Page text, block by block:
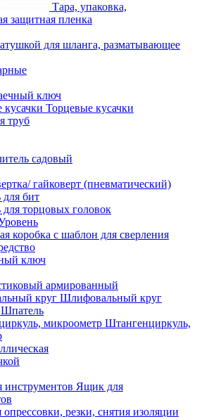
Тара, упаковка,
защитная пленка
для шланга, разматывающее
ключ
Торцевые кусачки
труб
садовый
гайковерт (пневматический)
для бит
для торцовых головок
коробка с шаблон для сверления
ключ
армированный
Шлифовальный круг
Шпатель
Штангенциркуль,
Ящик для
резки, снятия изоляции